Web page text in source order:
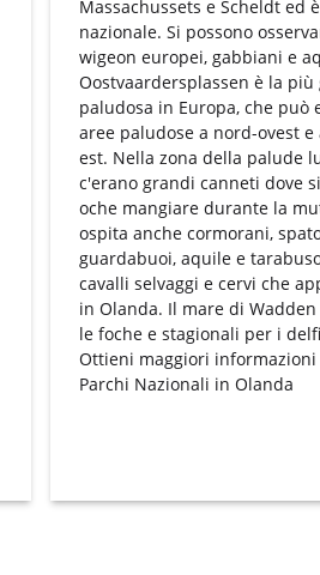
Massachussets e Scheldt ed
nazionale. Si possono
wigeon europei, gabbiani e
Oostvaardersplassen è la più
paludosa in Europa, che può
aree paludose a nord-ovest e
est. Nella zona della palude
c'erano grandi canneti dove
oche mangiare durante la
ospita anche cormorani,
guardabuoi, aquile e
cavalli selvaggi e cervi che
in Olanda. Il mare di
le foche e stagionali per i
Ottieni maggiori
Parchi Nazionali in Olanda